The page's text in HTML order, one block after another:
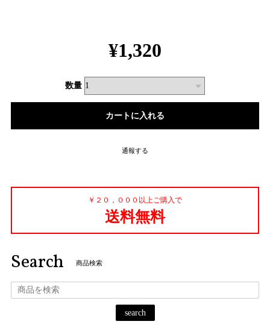
¥1,320
数量
通報する
￥２０，０００以上ご購入で
送料無料
Search 商品検索
search